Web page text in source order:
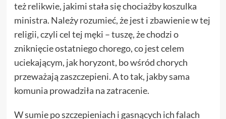
też relikwie, jakimi stała się chociażby koszulka
ministra. Należy rozumieć, że jest i zbawienie w tej
religii, czyli cel tej męki – tuszę, że chodzi o
zniknięcie ostatniego chorego, co jest celem
uciekającym, jak horyzont, bo wśród chorych
przeważają zaszczepieni. A to tak, jakby sama
komunia prowadziła na zatracenie.
W sumie po szczepieniach i gasnących ich falach